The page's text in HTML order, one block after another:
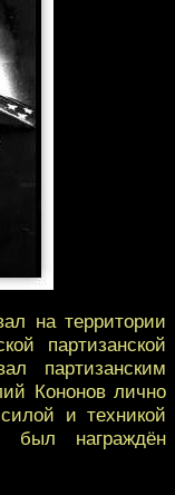
на территории
партизанской
партизанским
Кононов лично
и техникой
был награждён